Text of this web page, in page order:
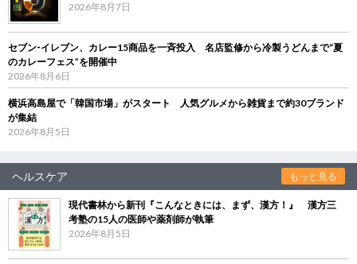
2026年8月7日
セブン‐イレブン、カレー15商品を一斉投入 名店監修から冷製うどんまで“夏
のカレーフェス”を開催中
2026年8月6日
横浜高島屋で「韓国市場」がスタート 人気グルメから雑貨まで約30ブランド
が集結
2026年8月5日
ヘルスケア もっと見る
現代書林から新刊『こんなときには、まず、漢方！』 漢方三
考塾の15人の医師や薬剤師が執筆
2026年8月5日